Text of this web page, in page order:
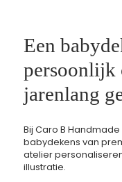
Een
persoonlijk
jarenlang
Bij Caro B
babydekens van
atelier
illustratie.